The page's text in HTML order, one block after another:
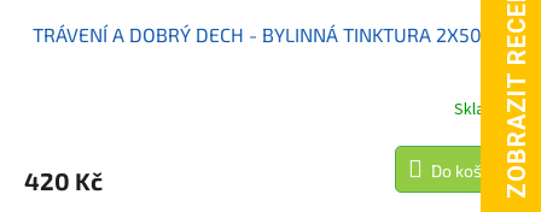
TRÁVENÍ A DOBRÝ DECH - BYLINNÁ TINKTURA 2X50ML
Skladem
420 Kč Do košíku